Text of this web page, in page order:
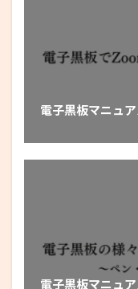
電子黒板マニュ
電子黒板マニュ